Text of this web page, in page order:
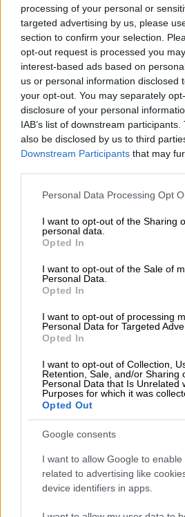
processing of your personal or
targeted advertising by us, please
section to confirm your selection.
opt-out request is processed you
interest-based ads based on
us or personal information disclosed
your opt-out. You may separately
disclosure of your personal
IAB’s list of downstream
also be disclosed by us to third
Downstream Participants that may
Please note that this website/app
not limited to your visit or usage
grant or deny consent to Google and
use your data for below specified
consent section.
Personal Data Processing Opt
I want to opt-out of the Sharing
personal data.
Opted In
I want to opt-out of the Sale of
Personal Data.
Opted In
I want to opt-out of processing
Personal Data for Targeted
Opted In
I want to opt-out of Collection,
Retention, Sale, and/or Sharing
Personal Data that Is Unrelated
Purposes for which it was
Opted Out
Google consents
I want to allow Google to enable
related to advertising like
device identifiers in apps.
Κόσμος|29.05.2023 18:00
Απόκοσμες εικόνες από
Μεγάλο Κανάλι της
που έκανε το νερό να
Ανάλογο περιστατικό έχει
1968 όταν τα νερά
Μουσική|13.05.2023 14:19
Sugar For The Pill:
γεμίσουν… χρώματα με
single «Colours»
Το κομμάτι μιλάει για τις
αποχρώσεις της ψυχής,
επιτυχίας και της